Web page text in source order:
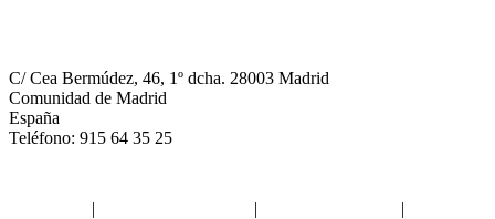
C/ Cea Bermúdez, 46, 1º dcha. 28003 Madrid
Comunidad de Madrid
España
Teléfono: 915 64 35 25
| | |